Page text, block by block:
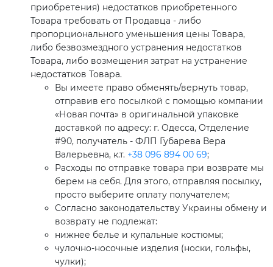
приобретения) недостатков приобретенного
Товара требовать от Продавца - либо
пропорционального уменьшения цены Товара,
либо безвозмездного устранения недостатков
Товара, либо возмещения затрат на устранение
недостатков Товара.
Вы имеете право обменять/вернуть товар,
отправив его посылкой с помощью компании
«Новая почта» в оригинальной упаковке
доставкой по адресу: г. Одесса, Отделение
#90, получатель - ФЛП Губарева Вера
Валерьевна, к.т. +38 096 894 00 69;
Расходы по отправке товара при возврате мы
берем на себя. Для этого, отправляя посылку,
просто выберите оплату получателем;
Согласно законодательству Украины обмену и
возврату не подлежат:
нижнее белье и купальные костюмы;
чулочно-носочные изделия (носки, гольфы,
чулки);